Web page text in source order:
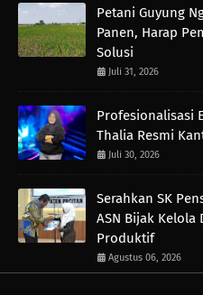
Petani Guyung
Panen, Harap
Solusi
Juli 31, 2026
Profesionalisasi
Thalia Resmi
Juli 30, 2026
Serahkan SK
ASN Bijak Kelola
Produktif
Agustus 06, 2026